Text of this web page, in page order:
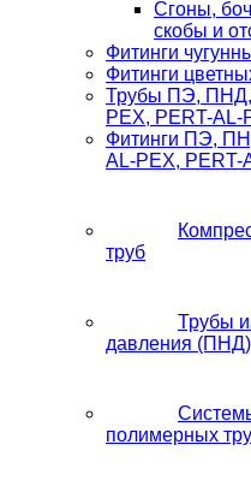
Сгоны,
скобы и
Фитинги
Фитинги
Трубы ПЭ, ПНД,
PEX, PERT-AL-
Фитинги ПЭ,
AL-PEX, PERT-
труб
Трубы
давления (ПНД)
полимерных